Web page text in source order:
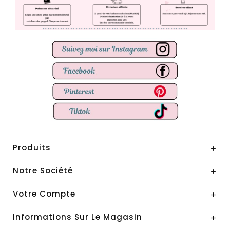
Produits 
Notre Société 
Votre Compte 
Informations Sur Le Magasin 